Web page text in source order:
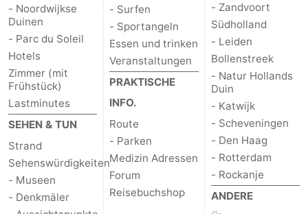
- Noordwijkse
Duinen
- Parc du Soleil
Hotels
Zimmer (mit
Frühstück)
Lastminutes
SEHEN & TUN
Strand
Sehenswürdigkeiten
- Museen
- Denkmäler
- Surfen
- Sportangeln
Essen und trinken
Veranstaltungen
PRAKTISCHE
INFO.
Route
- Parken
Medizin Adressen
Forum
Reisebuchshop
- Zandvoort
Südholland
- Leiden
Bollenstreek
- Natur Hollands
Duin
- Katwijk
- Scheveningen
- Den Haag
- Rotterdam
- Rockanje
ANDERE